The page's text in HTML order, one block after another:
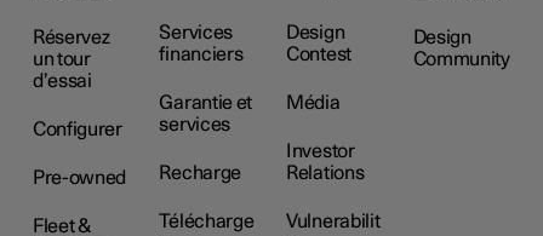
Réservez
un tour
d’essai
Configurer
Pre-owned
Fleet &
Services
financiers
Garantie et
services
Recharge
Télécharge
Design
Contest
Média
Investor
Relations
Vulnerabilit
Design
Community